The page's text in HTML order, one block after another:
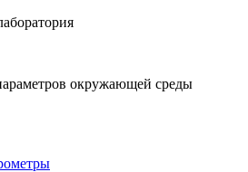
окружающей среды